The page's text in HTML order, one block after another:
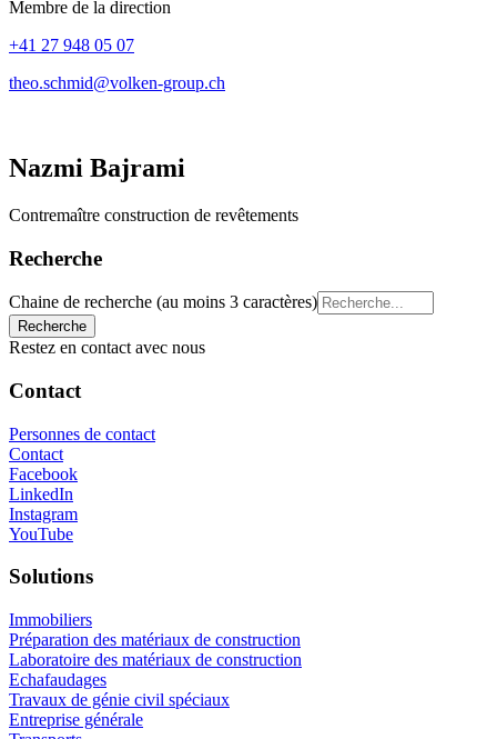
Membre de la direction
+41 27 948 05 07
theo.schmid@volken-group.ch
Nazmi Bajrami
Contremaître construction de revêtements
Recherche
Chaine de recherche (au moins 3 caractères)
Restez en contact avec nous
Contact
Personnes de contact
Contact
Facebook
LinkedIn
Instagram
YouTube
Solutions
Immobiliers
Préparation des matériaux de construction
Laboratoire des matériaux de construction
Echafaudages
Travaux de génie civil spéciaux
Entreprise générale